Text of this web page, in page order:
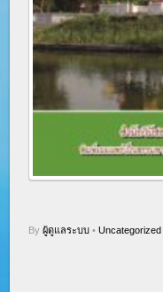
Byผู้ดูแลระบบ • Uncategorized